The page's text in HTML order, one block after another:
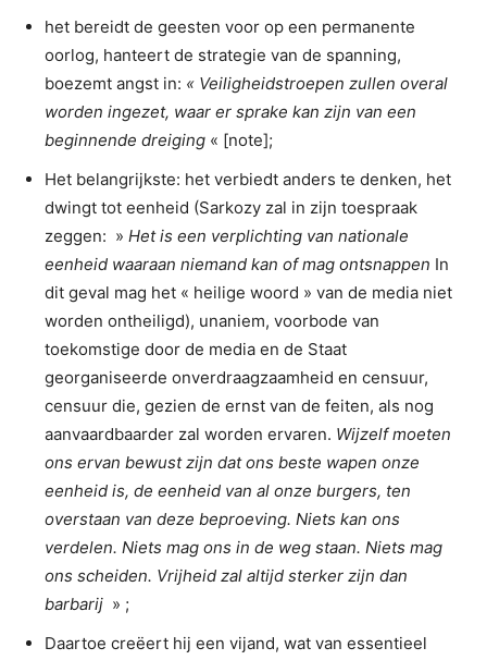
het bereidt de geesten voor op een permanente
oorlog, hanteert de strategie van de spanning,
boezemt angst in: « Veiligheidstroepen zullen overal
worden ingezet, waar er sprake kan zijn van een
beginnende dreiging « [note];
Het belangrijkste: het verbiedt anders te denken, het
dwingt tot eenheid (Sarkozy zal in zijn toespraak
zeggen: » Het is een verplichting van nationale
eenheid waaraan niemand kan of mag ontsnappen In
dit geval mag het « heilige woord » van de media niet
worden ontheiligd), unaniem, voorbode van
toekomstige door de media en de Staat
georganiseerde onverdraagzaamheid en censuur,
censuur die, gezien de ernst van de feiten, als nog
aanvaardbaarder zal worden ervaren. Wijzelf moeten
ons ervan bewust zijn dat ons beste wapen onze
eenheid is, de eenheid van al onze burgers, ten
overstaan van deze beproeving. Niets kan ons
verdelen. Niets mag ons in de weg staan. Niets mag
ons scheiden. Vrijheid zal altijd sterker zijn dan
barbarij » ;
Daartoe creëert hij een vijand, wat van essentieel